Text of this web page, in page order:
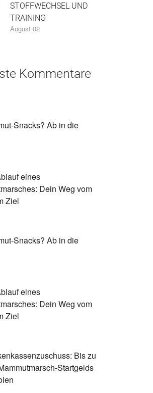
STOFFWECHSEL UND
TRAINING
August 02
Kommentare
Snacks? Ab in die
eines
Dein Weg vom
Ziel
Snacks? Ab in die
eines
Dein Weg vom
Ziel
Bis zu
Startgelds